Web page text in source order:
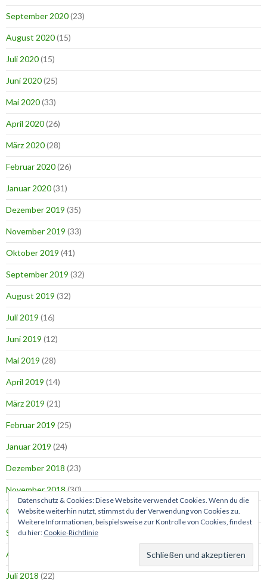
September 2020(23)
August 2020(15)
Juli 2020(15)
Juni 2020(25)
Mai 2020(33)
April 2020(26)
März 2020(28)
Februar 2020(26)
Januar 2020(31)
Dezember 2019 (35)
November 2019 (33)
Oktober 2019 (41)
September 2019 (32)
August 2019 (32)
Juli 2019 (16)
Juni 2019 (12)
Mai 2019 (28)
April 2019 (14)
März 2019 (21)
Februar 2019 (25)
Januar 2019 (24)
Dezember 2018 (23)
November 2018(30)
Oktober 2018(30)
September 2018(30)
August 2018
Juli 2018 (22)
Datenschutz & Cookies: Diese Website verwendet Cookies. Wenn du die
Website weiterhin nutzt, stimmst du der Verwendung von Cookies zu.
Weitere Informationen, beispielsweise zur Kontrolle von Cookies, findest
du hier: Cookie-Richtlinie